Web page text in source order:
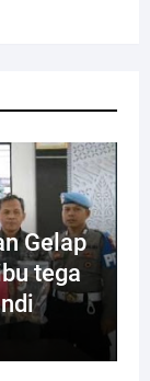
Gelap
tega